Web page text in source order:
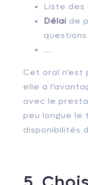
Liste des
Délai de
...
Cet oral n'est
elle a
avec le
peu longue le
disponibilités